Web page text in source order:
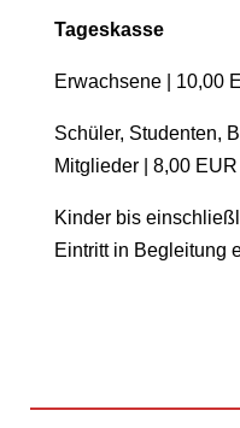
Tageskasse
Erwachsene | 10,00
Schüler, Studenten,
Mitglieder | 8,00
Kinder bis
Eintritt in Begleitung